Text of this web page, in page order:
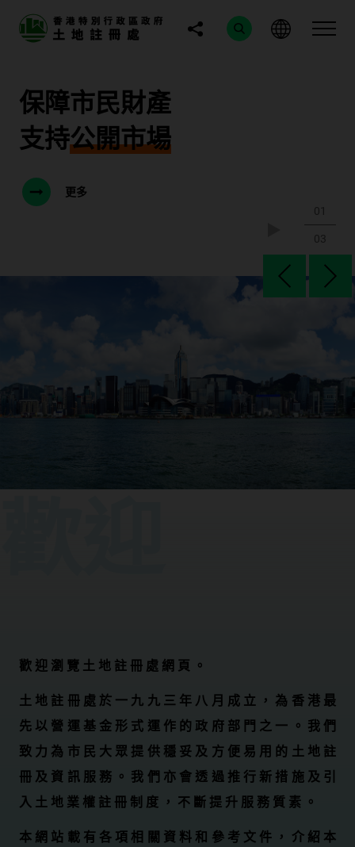
保障市民財產
支持公開市場
更多
01
03
歡 迎 瀏 覽 土 地 註 冊 處 網 頁 。
土 地 註 冊 處 於 一 九 九 三 年 八 月 成 立 ， 為 香 港 最
先 以 營 運 基 金 形 式 運 作 的 政 府 部 門 之 一 。 我 們
致 力 為 市 民 大 眾 提 供 穩 妥 及 方 便 易 用 的 土 地 註
冊 及 資 訊 服 務 。 我 們 亦 會 透 過 推 行 新 措 施 及 引
入 土 地 業 權 註 冊 制 度 ， 不 斷 提 升 服 務 質 素 。
本 網 站 載 有 各 項 相 關 資 料 和 參 考 文 件 ， 介 紹 本